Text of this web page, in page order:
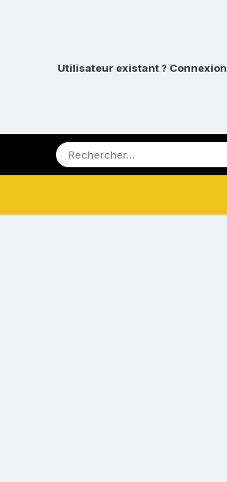
Utilisateur existant ? Connexion